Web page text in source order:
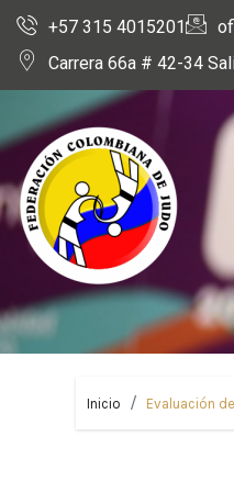
+57 315 4015201
Carrera 66a # 42-34
Inicio Evaluación